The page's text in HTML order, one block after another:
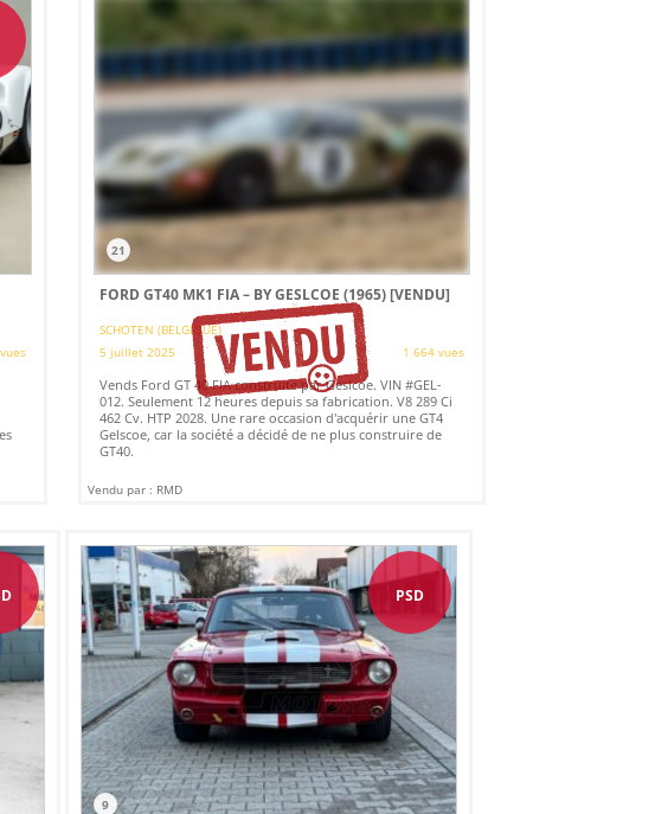
21
FORD GT40 MK1 FIA – BY GESLCOE (1965)[VENDU]
SCHOTEN (BELGIQUE)
5 juillet 2025
1 664 vues
Vends Ford GT 40 FIA construite par Geslcoe. VIN #GEL-
012. Seulement 12 heures depuis sa fabrication. V8 289 Ci
462 Cv. HTP 2028. Une rare occasion d'acquérir une GT4
Gelscoe, car la société a décidé de ne plus construire de
GT40.
Vendu par : RMD
PSD
9